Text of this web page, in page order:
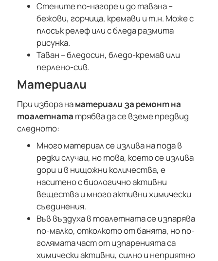
Стените по-нагоре и до тавана –
бежови, горчица, кремави и т.н. Може с
плосък релеф или с бледа размита
рисунка.
Таван – бледосин, бледо-кремав или
перлено-сив.
Материали
При избора наматериали за ремонт на
тоалетната трябва да се вземе предвид
следното:
Много материал се излива на пода в
редки случаи, но това, което се излива
дори и в нищожни количества, е
наситено с биологично активни
вещества и много активни химически
съединения.
Във въздуха в тоалетната се изпарява
по-малко, отколкото от банята, но по-
голямата част от изпаренията са
химически активни, силно и неприятно